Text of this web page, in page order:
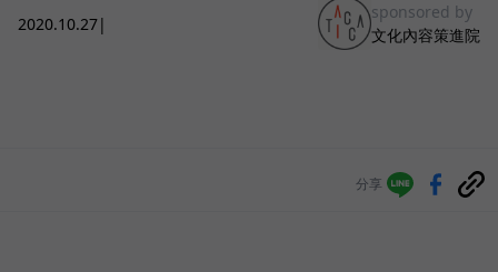
2020.10.27|
sponsored by
文化內容策進院
分享